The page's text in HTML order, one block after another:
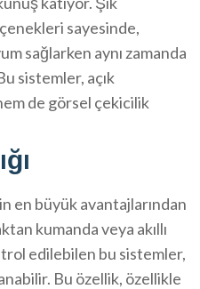
sayesinde,
sağlarken aynı zamanda
sistemler, açık
de görsel çekicilik
en büyük avantajlarından
kumanda veya akıllı
edilebilen bu sistemler,
Bu özellik, özellikle